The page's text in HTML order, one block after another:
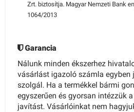
Zrt. biztosítja. Magyar Nemzeti Bank
1064/2013
Garancia
Nálunk minden ékszerhez
vásárlást igazoló számla egyben
szolgál. Ha a termékkel bármi
egyszerűen és gyorsan intézzük
javítást. Vásárlóinkat nem